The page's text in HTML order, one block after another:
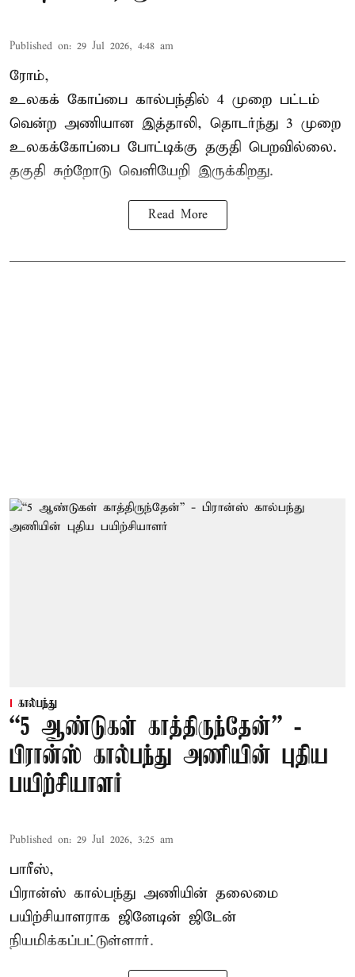
Published on: 29 Jul 2026, 4:48 am
ரோம்,
உலகக் கோப்பை கால்பந்தில் 4 முறை பட்டம்
வென்ற அணியான இத்தாலி, தொடர்ந்து 3 முறை
உலகக்கோப்பை போட்டிக்கு தகுதி பெறவில்லை.
தகுதி சுற்றோடு வெளியேறி இருக்கிறது.
Read More
கால்பந்து
“5 ஆண்டுகள் காத்திருந்தேன்” -
பிரான்ஸ் கால்பந்து அணியின் புதிய
பயிற்சியாளர்
Published on: 29 Jul 2026, 3:25 am
பாரீஸ்,
பிரான்ஸ் கால்பந்து அணியின் தலைமை
பயிற்சியாளராக ஜினேடின் ஜிடேன்
நியமிக்கப்பட்டுள்ளார்.